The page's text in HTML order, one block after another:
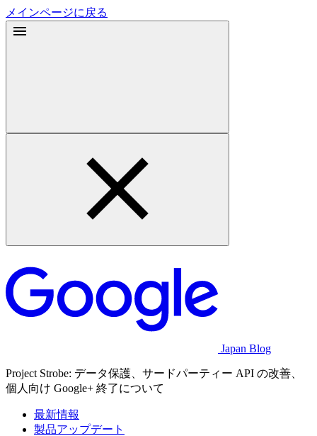
メインページに戻る
Japan Blog
Project Strobe: データ保護、サードパーティー API の改善、
個人向け Google+ 終了について
最新情報
製品アップデート